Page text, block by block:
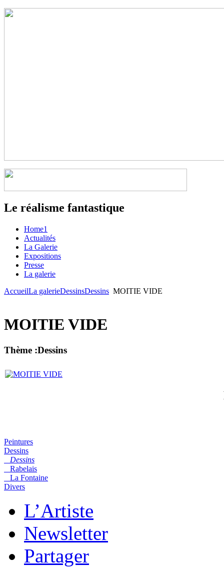
Le réalisme fantastique
Home1
Actualités
La Galerie
Expositions
Presse
La galerie
AccueilLa galerieDessinsDessins MOITIE VIDE
MOITIE VIDE
Thème :Dessins
Peintures
Dessins
Dessins
Rabelais
La Fontaine
Divers
L’Artiste
Newsletter
Partager